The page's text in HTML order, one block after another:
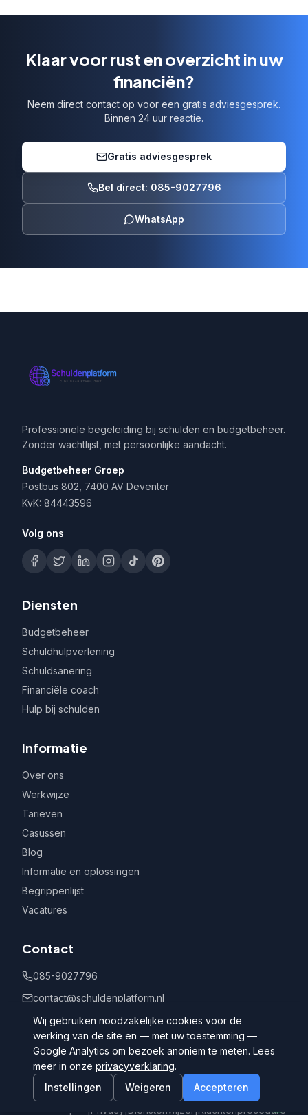
Klaar voor rust en overzicht in uw
financiën?
Neem direct contact op voor een gratis adviesgesprek.
Binnen 24 uur reactie.
Gratis adviesgesprek
Bel direct: 085-9027796
WhatsApp
Professionele begeleiding bij schulden en budgetbeheer.
Zonder wachtlijst, met persoonlijke aandacht.
Budgetbeheer Groep
Postbus 802, 7400 AV Deventer
KvK: 84443596
Volg ons
Diensten
Budgetbeheer
Schuldhulpverlening
Schuldsanering
Financiële coach
Hulp bij schulden
Informatie
Over ons
Werkwijze
Tarieven
Casussen
Blog
Informatie en oplossingen
Begrippenlijst
Vacatures
Contact
085-9027796
contact@schuldenplatform.nl
Postbus 802, 7400 AV Deventer
©
Schuldenplatform.nl
Algemene
|Privacy |Dienstenwijzer |Klachtenprocedure
Wij gebruiken noodzakelijke cookies voor de
werking van de site en — met uw toestemming —
Google Analytics om bezoek anoniem te meten. Lees
meer in onze privacyverklaring.
Instellingen
Weigeren Accepteren